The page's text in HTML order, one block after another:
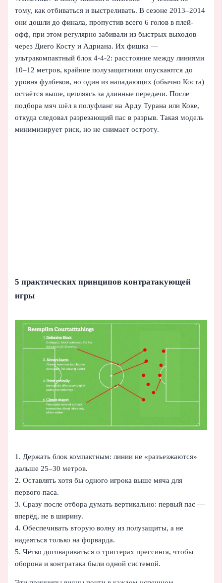
тому, как отбиваться и выстреливать. В сезоне 2013–2014
они дошли до финала, пропустив всего 6 голов в плей-
офф, при этом регулярно забивали из быстрых выходов
через Диего Косту и Адриана. Их фишка —
ультракомпактный блок 4‑4‑2: расстояние между линиями
10–12 метров, крайние полузащитники опускаются до
уровня фулбеков, но один из нападающих (обычно Коста)
остаётся выше, цепляясь за длинные передачи. После
подбора мяч шёл в полуфланг на Арду Турана или Коке,
откуда следовал разрезающий пас в разрыв. Такая модель
минимизирует риск, но не снимает остроту.
5 практических принципов контратакующей
игры
1. Держать блок компактным: линии не «разъезжаются»
дальше 25–30 метров.
2. Оставлять хотя бы одного игрока выше мяча для
первого паса.
3. Сразу после отбора думать вертикально: первый пас —
вперёд, не в ширину.
4. Обеспечивать вторую волну из полузащиты, а не
надеяться только на форварда.
5. Чётко договариваться о триггерах прессинга, чтобы
оборона и контратака были одной системой.